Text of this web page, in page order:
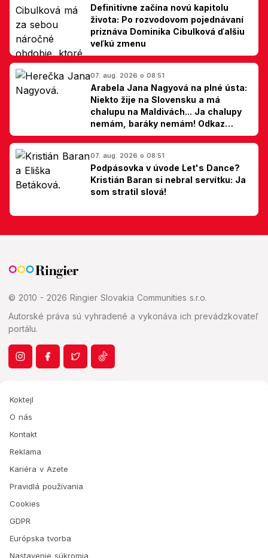
Definitívne začína novú kapitolu
života: Po rozvodovom pojednávaní
priznáva Dominika Cibulková ďalšiu
veľkú zmenu
07. aug. 2026 o 08:51
Arabela Jana Nagyová na plné ústa:
Niekto žije na Slovensku a má
chalupu na Maldivách... Ja chalupy
nemám, baráky nemám! Odkaz
Slovákom
07. aug. 2026 o 08:51
Podpásovka v úvode Let's Dance?
Kristián Baran si nebral servítku: Ja
som stratil slová!
© 2010 - 2026 Ringier Slovakia Communities s.r.o.
Autorské práva sú vyhradené a vykonáva ich prevádzkovateľ
portálu.
Koktejl
O nás
Kontakt
Reklama
Kariéra v Azete
Pravidlá používania
Cookies
GDPR
Európska tvorba
Nastavenie súkromia